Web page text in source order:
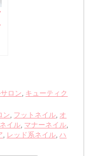
ロン キューティク
ン フットネイル オ
ネイル マナーネイル
レッド系ネイル ハ